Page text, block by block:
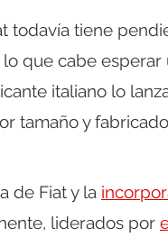
todavía tiene
que cabe
italiano lo
tamaño y
de Fiat y la
liderados por